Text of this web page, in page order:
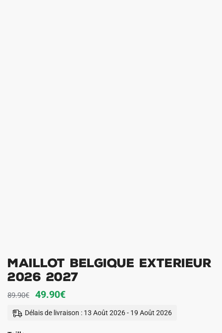
Maillot Belgique Exterieur
2026 2027
89.90€
Le
prix
49.90€Le
prix
Délais de livraison : 13 Août 2026 - 19 Août 2026